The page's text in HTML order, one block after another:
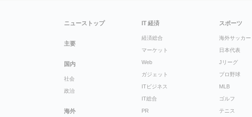
ニューストップ
主要
国内
社会
政治
海外
IT 経済
経済総合
マーケット
Web
ガジェット
ITビジネス
IT総合
PR
スポーツ
海外サッカー
日本代表
Jリーグ
プロ野球
MLB
ゴルフ
テニス